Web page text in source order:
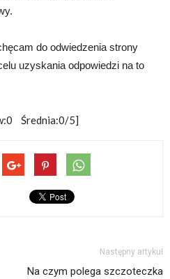
do odwiedzenia strony
uzyskania odpowiedzi na to
Średnia:0/5]
Następny artykuł
Na czym polega szczoteczka